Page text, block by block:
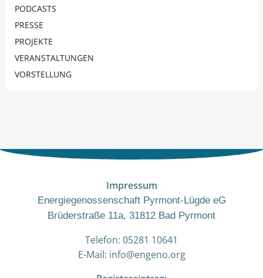
PODCASTS
PRESSE
PROJEKTE
VERANSTALTUNGEN
VORSTELLUNG
Impressum
Energiegenossenschaft Pyrmont-Lügde eG
Brüderstraße 11a, 31812 Bad Pyrmont
Telefon: 05281 10641
E-Mail: info@engeno.org